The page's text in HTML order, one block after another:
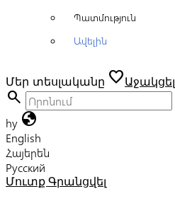
Պատմություն
Ավելին
Մեր տեսլականը favoriteԱջակցել
search
hy globe
English
Հայերեն
Русский
Մուտք Գրանցվել